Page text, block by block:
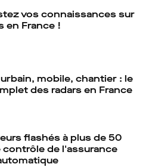
vos connaissances sur
en France !
mobile, chantier : le
des radars en France
flashés à plus de 50
de l'assurance